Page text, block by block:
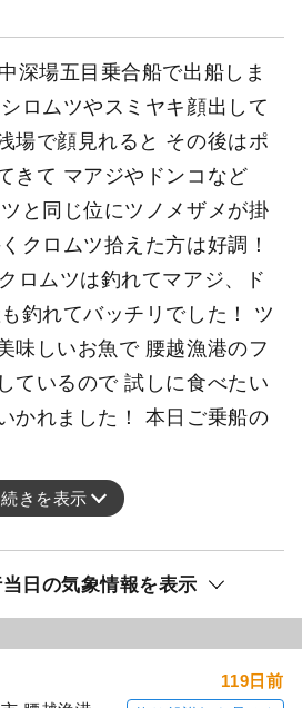
深場五目乗合船で出船しま
ロムツやスミヤキ顔出して
場で顔見れると その後はポ
きて マアジやドンコなど
と同じ位にツノメザメが掛
クロムツ拾えた方は好調！
ロムツは釣れてマアジ、ド
釣れてバッチリでした！ ツ
味しいお魚で 腰越漁港のフ
ているので 試しに食べたい
かれました！ 本日ご乗船の
続きを表示
日の気象情報を表示
119日前